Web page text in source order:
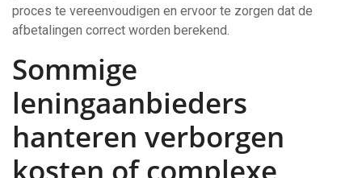
proces te vereenvoudigen en ervoor te zorgen dat de
afbetalingen correct worden berekend.
Sommige
leningaanbieders
hanteren verborgen
kosten of complexe